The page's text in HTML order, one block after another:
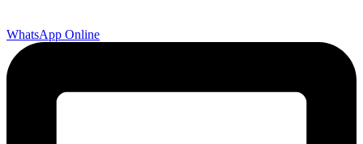
WhatsApp Online